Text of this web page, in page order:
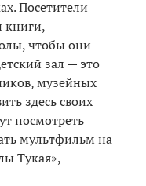
Посетители
книги,
чтобы они
зал — это
музейных
здесь своих
посмотреть
мультфильм на
Тукая», —